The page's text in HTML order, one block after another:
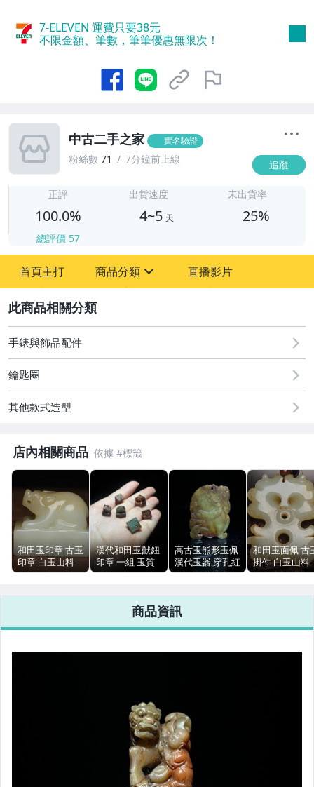
7-ELEVEN 運費只要38元
不限金額、筆數，筆筆優惠無限次！
中古二手之家 實名驗證
粉絲數 71 7分鐘前上線 追蹤
正評
100.0%
總評價 57
出貨速度
4~5 天
未出貨率
25%
首頁主打 商品分類
古董、藝術與礦石
居家、家具與園藝
女裝與服飾配件
直播影片
手錶與飾品配件
鑰匙圈
其他款式造型
店內相關商品
和田玉印章 古玉
印章 白玉山料
79g 4.3cm 包漿
漢代和田玉獸鈕
印章 一組 玉質
溫潤 保存完好
高古玉熊形玉佩
漢代玉器 穿孔紅
皮 透光佳 油性
和田玉面佩 古
掛件 白玉山料
文玩 6.9cm
商品資訊